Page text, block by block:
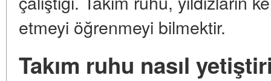
etmeyi öğrenmeyi bilmektir.
Takım ruhu nasıl